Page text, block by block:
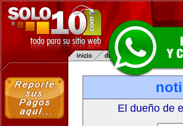
El dueño de